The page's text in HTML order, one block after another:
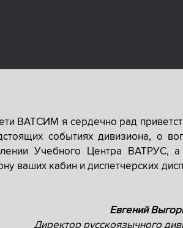
ВАТСИМ я сердечно рад
событиях дивизиона, о
Учебного Центра ВАТРУС,
ваших кабин и диспетчерских
Евгений
Директор русскоязычного